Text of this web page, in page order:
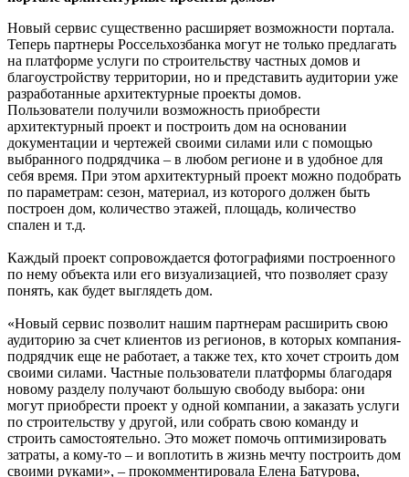
Новый сервис существенно расширяет возможности портала.
Теперь партнеры Россельхозбанка могут не только предлагать
на платформе услуги по строительству частных домов и
благоустройству территории, но и представить аудитории уже
разработанные архитектурные проекты домов.
Пользователи получили возможность приобрести
архитектурный проект и построить дом на основании
документации и чертежей своими силами или с помощью
выбранного подрядчика – в любом регионе и в удобное для
себя время. При этом архитектурный проект можно подобрать
по параметрам: сезон, материал, из которого должен быть
построен дом, количество этажей, площадь, количество
спален и т.д.
Каждый проект сопровождается фотографиями построенного
по нему объекта или его визуализацией, что позволяет сразу
понять, как будет выглядеть дом.
«Новый сервис позволит нашим партнерам расширить свою
аудиторию за счет клиентов из регионов, в которых компания-
подрядчик еще не работает, а также тех, кто хочет строить дом
своими силами. Частные пользователи платформы благодаря
новому разделу получают большую свободу выбора: они
могут приобрести проект у одной компании, а заказать услуги
по строительству у другой, или собрать свою команду и
строить самостоятельно. Это может помочь оптимизировать
затраты, а кому-то – и воплотить в жизнь мечту построить дом
своими руками», – прокомментировала Елена Батурова,